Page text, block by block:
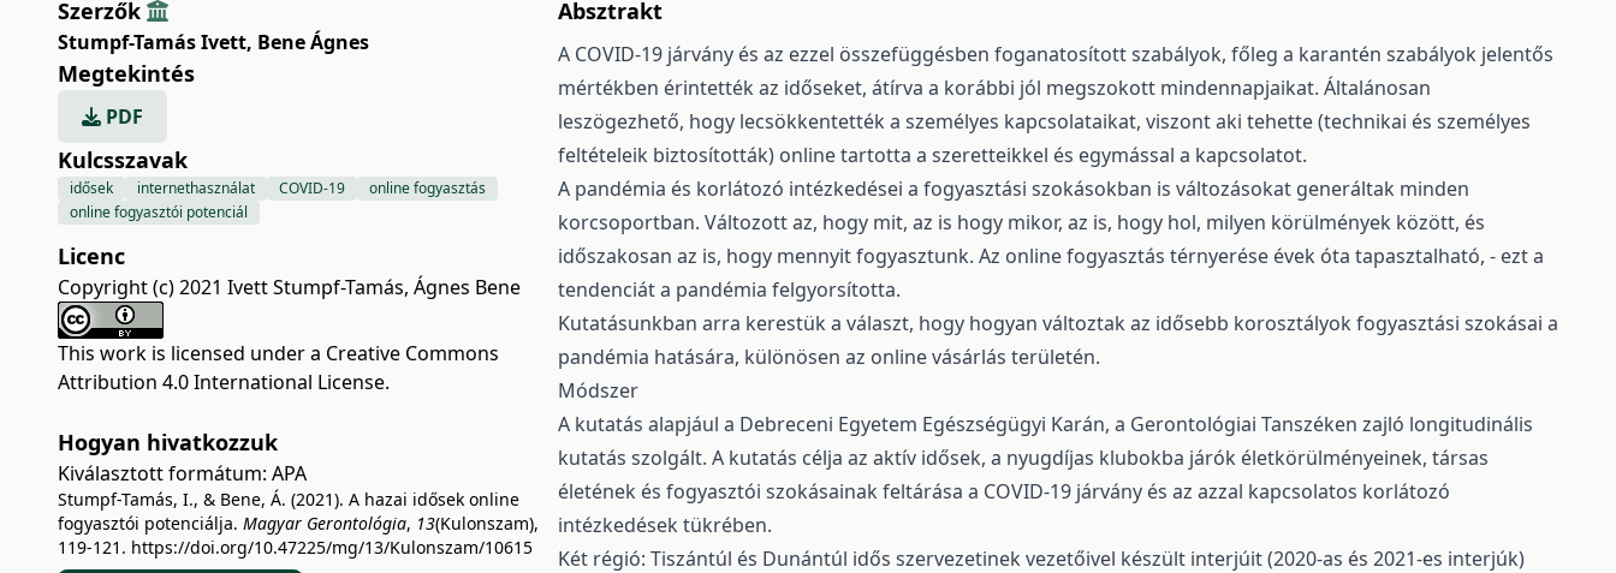
Szerzők
Stumpf-Tamás Ivett, Bene Ágnes
Megtekintés
PDF
Kulcsszavak
idősek internethasználat COVID-19
online fogyasztás
online fogyasztói potenciál
Licenc
Copyright (c) 2021 Ivett Stumpf-Tamás, Ágnes Bene
This work is licensed under a Creative Commons
Attribution 4.0 International License.
Hogyan hivatkozzuk
Kiválasztott formátum: APA
Stumpf-Tamás, I., & Bene, Á. (2021). A hazai idősek online
fogyasztói potenciálja. Magyar Gerontológia, 13(Kulonszam),
119-121. https://doi.org/10.47225/mg/13/Kulonszam/10615
Absztrakt
A COVID-19 járvány és az ezzel összefüggésben foganatosított szabályok, főleg a karantén szabályok jelentős
mértékben érintették az időseket, átírva a korábbi jól megszokott mindennapjaikat. Általánosan
leszögezhető, hogy lecsökkentették a személyes kapcsolataikat, viszont aki tehette (technikai és személyes
feltételeik biztosították) online tartotta a szeretteikkel és egymással a kapcsolatot.
A pandémia és korlátozó intézkedései a fogyasztási szokásokban is változásokat generáltak minden
korcsoportban. Változott az, hogy mit, az is hogy mikor, az is, hogy hol, milyen körülmények között, és
időszakosan az is, hogy mennyit fogyasztunk. Az online fogyasztás térnyerése évek óta tapasztalható, - ezt a
tendenciát a pandémia felgyorsította.
Kutatásunkban arra kerestük a választ, hogy hogyan változtak az idősebb korosztályok fogyasztási szokásai a
pandémia hatására, különösen az online vásárlás területén.
Módszer
A kutatás alapjául a Debreceni Egyetem Egészségügyi Karán, a Gerontológiai Tanszéken zajló longitudinális
kutatás szolgált. A kutatás célja az aktív idősek, a nyugdíjas klubokba járók életkörülményeinek, társas
életének és fogyasztói szokásainak feltárása a COVID-19 járvány és az azzal kapcsolatos korlátozó
intézkedések tükrében.
Két régió: Tiszántúl és Dunántúl idős szervezetinek vezetőivel készült interjúit (2020-as és 2021-es interjúk)